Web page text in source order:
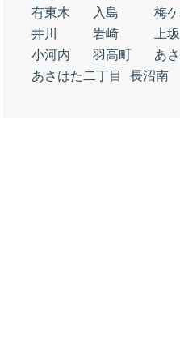
有東木
入島 梅
井川
岩崎 上
小河内
羽高町
あ
あさはた二丁目
長沼南